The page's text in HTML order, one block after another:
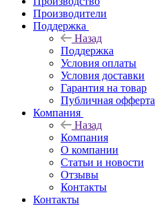
Производители
Поддержка
Назад
Поддержка
Условия оплаты
Условия доставки
Гарантия на товар
Публичная офферта
Компания
Назад
Компания
О компании
Статьи и новости
Отзывы
Контакты
Контакты